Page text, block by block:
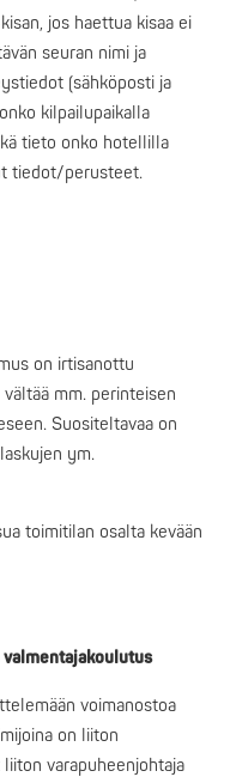
jos haettua kisaa ei
seuran nimi ja
(sähköposti ja
kilpailupaikalla
tieto onko hotellilla
tiedot/perusteet.
on irtisanottu
mm. perinteisen
Suositeltavaa on
ym.
toimitilan osalta kevään
voimanostoa
on liiton
varapuheenjohtaja